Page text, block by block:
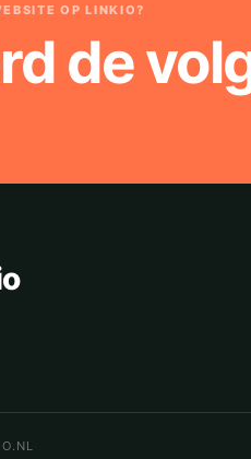
OP LINKIO?
de